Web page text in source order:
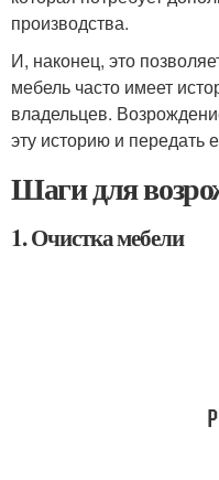
производства.
И, наконец, это
мебель часто имеет
владельцев.
эту историю и
Шаги для
1. Очистка мебели